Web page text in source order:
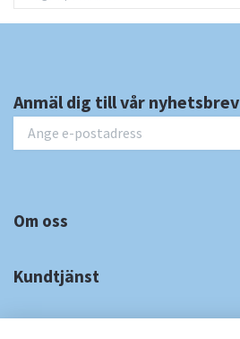
Anmäl dig till vår nyhetsbrev
Om oss
Kundtjänst